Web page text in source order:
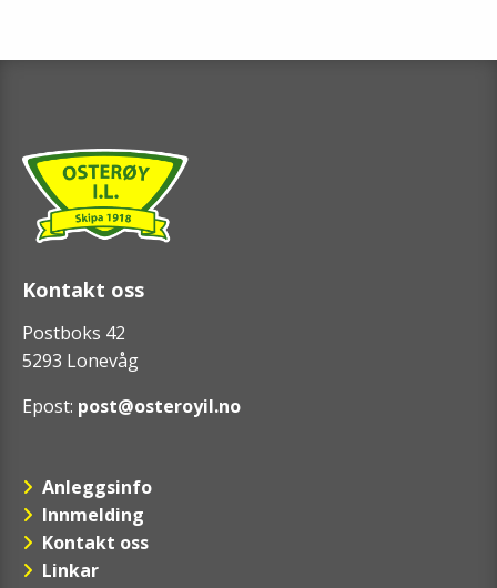
Kontakt oss
Postboks 42
5293 Lonevåg
Epost: post@osteroyil.no
Anleggsinfo
Innmelding
Kontakt oss
Linkar